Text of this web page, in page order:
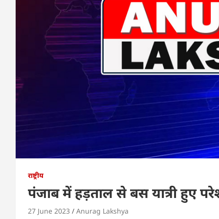
राष्ट्रीय
पंजाब में हड़ताल से बस यात्री हुए
27 June 2023 Anurag Lakshya